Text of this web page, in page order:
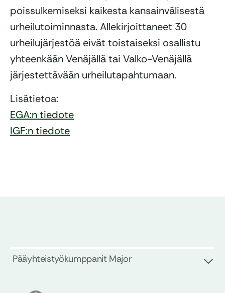
poissulkemiseksi kaikesta kansainvälisestä
urheilutoiminnasta. Allekirjoittaneet 30
urheilujärjestöä eivät toistaiseksi osallistu
yhteenkään Venäjällä tai Valko-Venäjällä
järjestettävään urheilutapahtumaan.
Lisätietoa:
EGA:n tiedote
IGF:n tiedote
Pääyhteistyökumppanit Major